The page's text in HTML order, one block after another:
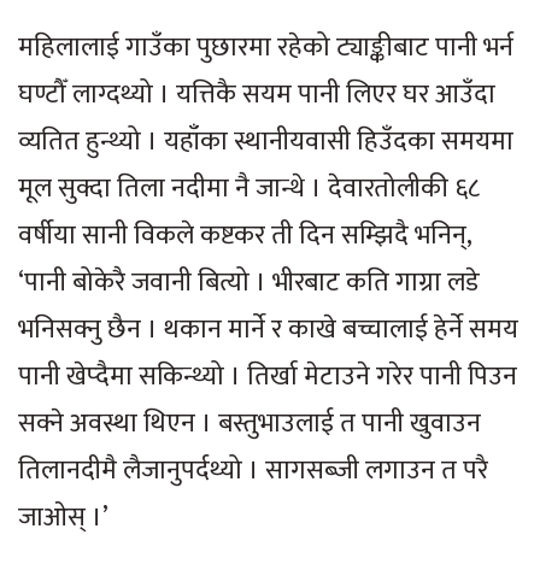
महिलालाई गाउँका पुछारमा रहेको ट्याङ्कीबाट पानी भर्न
घण्टौँ लाग्दथ्यो । यत्तिकै सयम पानी लिएर घर आउँदा
व्यतित हुन्थ्यो । यहाँका स्थानीयवासी हिउँदका समयमा
मूल सुक्दा तिला नदीमा नै जान्थे । देवारतोलीकी ६८
वर्षीया सानी विकले कष्टकर ती दिन सम्झिदै भनिन्,
‘पानी बोकेरै जवानी बित्यो । भीरबाट कति गाग्रा लडे
भनिसक्नु छैन । थकान मार्ने र काखे बच्चालाई हेर्ने समय
पानी खेप्दैमा सकिन्थ्यो । तिर्खा मेटाउने गरेर पानी पिउन
सक्ने अवस्था थिएन । बस्तुभाउलाई त पानी खुवाउन
तिलानदीमै लैजानुपर्दथ्यो । सागसब्जी लगाउन त परै
जाओस् ।’